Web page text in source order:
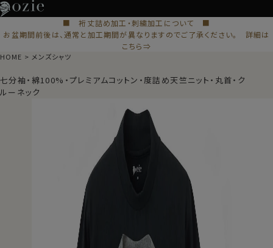
■ 裄丈詰め加工・刺繍加工について ■
お盆期間前後は、通常と加工期間が異なりますのでご了承ください。 詳細は
こちら⇒
HOME メンズシャツ
七分袖・綿100%・プレミアムコットン・度詰め天竺ニット・丸首・ク
ルーネック